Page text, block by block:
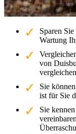
Sparen Sie
Wartung
von
vergleichen
Sie
ist für Sie
Sie